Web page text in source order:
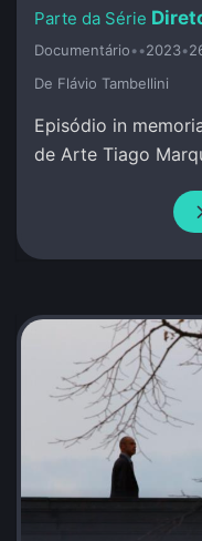
Documentário••2023•
De Flávio Tambellini
Episódio in
de Arte Tiago